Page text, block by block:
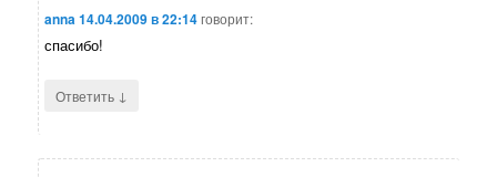
anna14.04.2009 в 22:14говорит:
спасибо!
Ответить ↓